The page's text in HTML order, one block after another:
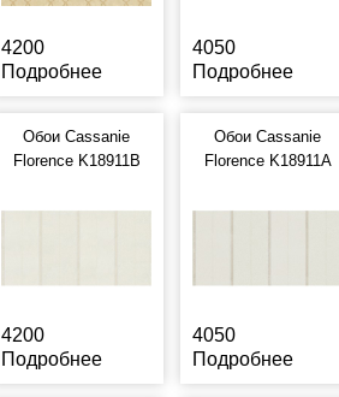
4200
Подробнее
4050
Подробнее
Обои Cassanie
Florence K18911B
4200
Подробнее
Обои Cassanie
Florence K18911A
4050
Подробнее